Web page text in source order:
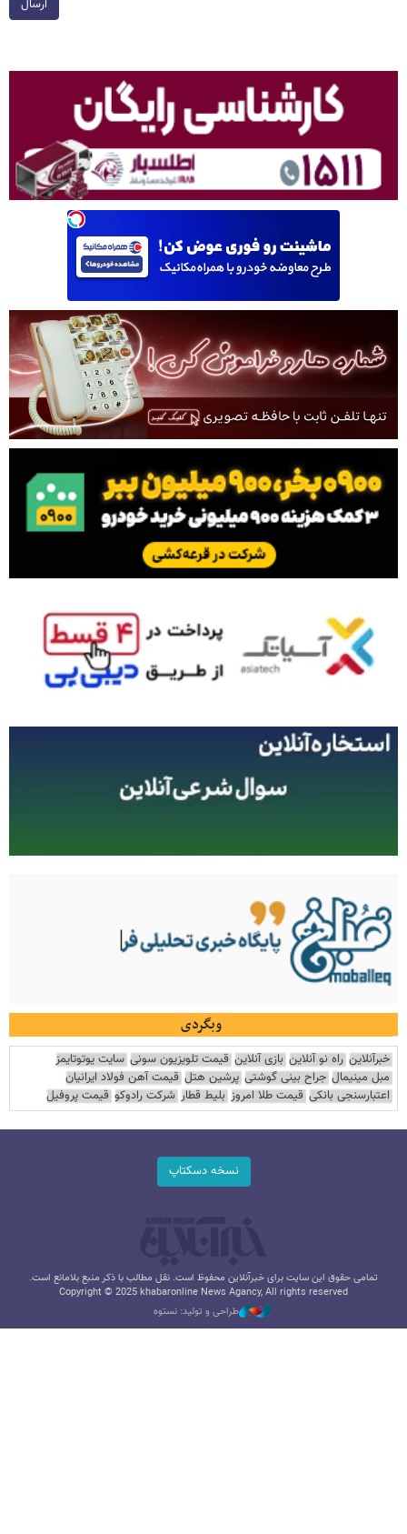
ارسال
وبگردی
خبرآنلاین راه نو آنلاین بازی آنلاین قیمت تلویزیون سونی سایت یوتوتایمز
مبل مینیمال جراح بینی گوشتی پرشین هتل قیمت آهن فولاد ایرانیان
اعتبارسنجی بانکی قیمت طلا امروز بلیط قطار شرکت رادوکو قیمت پروفیل
نسخه دسکتاپ
تمامی حقوق این سایت برای خبرآنلاین محفوظ است. نقل مطالب با ذکر منبع بلامانع است.
Copyright © 2025 khabaronline News Agancy, All rights reserved
طراحی و تولید: نستوه